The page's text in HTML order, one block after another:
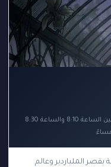
بين الساعة 8:10 والساعة 8:30
بقصر الملياردير وعالم